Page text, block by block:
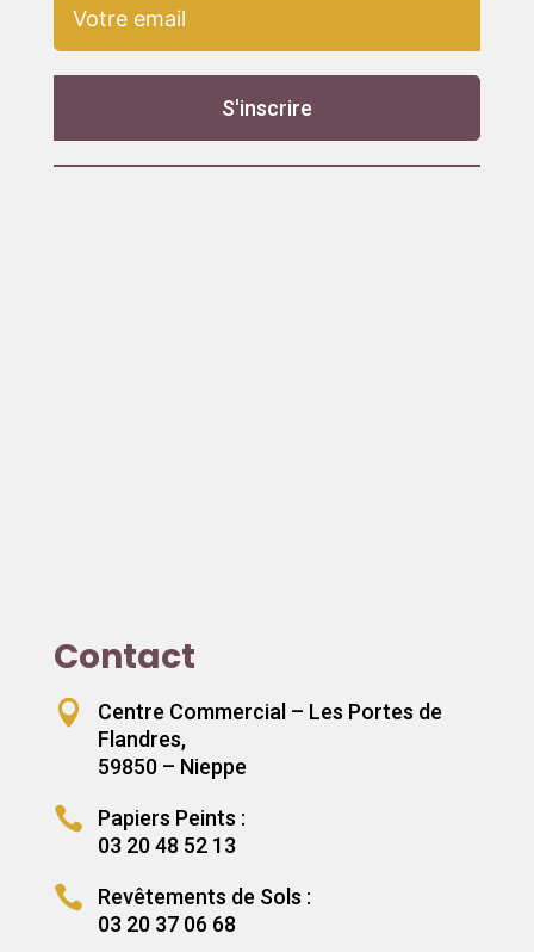
S'inscrire
Contact

Centre Commercial – Les Portes de
Flandres,
59850 – Nieppe

Papiers Peints :
03 20 48 52 13

Revêtements de Sols :
03 20 37 06 68